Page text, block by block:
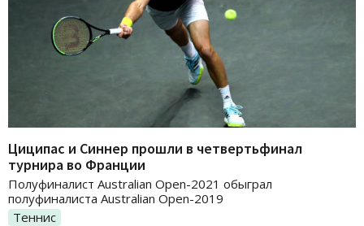
Циципас и Синнер прошли в четвертьфинал
турнира во Франции
Полуфиналист Australian Open-2021 обыграл
полуфиналиста Australian Open-2019
Теннис